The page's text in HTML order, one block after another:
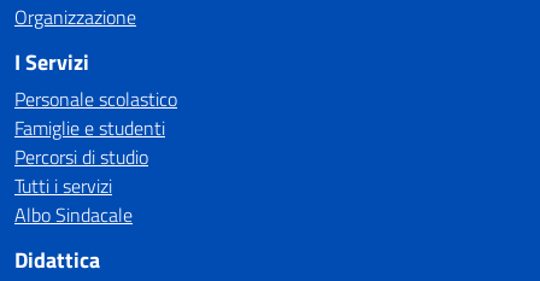
Organizzazione
I Servizi
Personale scolastico
Famiglie e studenti
Percorsi di studio
Tutti i servizi
Albo Sindacale
Didattica